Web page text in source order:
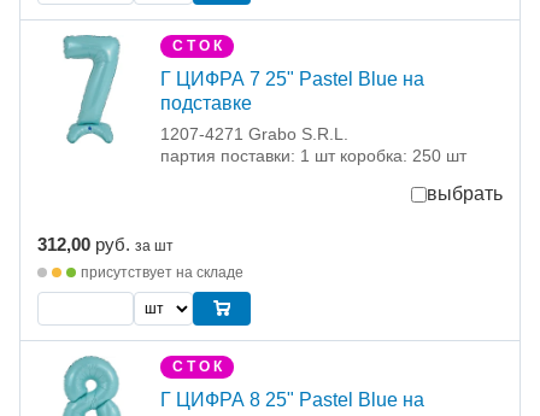
С Т О К
Г ЦИФРА 7 25" Pastel Blue на
подставке
1207-4271 Grabo S.R.L.
партия поставки: 1 шт коробка: 250 шт
выбрать
312,00 руб. за шт
присутствует на складе
С Т О К
Г ЦИФРА 8 25" Pastel Blue на